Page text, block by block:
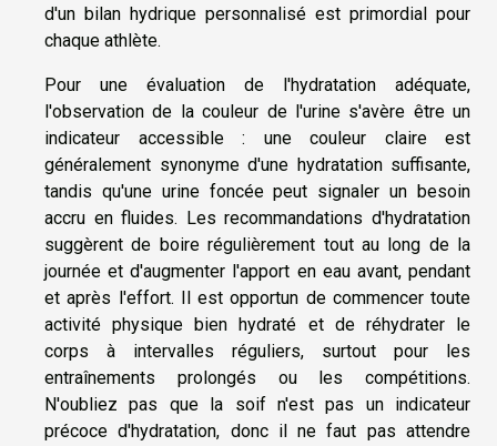
d'un bilan hydrique personnalisé est primordial pour
chaque athlète.
Pour une évaluation de l'hydratation adéquate,
l'observation de la couleur de l'urine s'avère être un
indicateur accessible : une couleur claire est
généralement synonyme d'une hydratation suffisante,
tandis qu'une urine foncée peut signaler un besoin
accru en fluides. Les recommandations d'hydratation
suggèrent de boire régulièrement tout au long de la
journée et d'augmenter l'apport en eau avant, pendant
et après l'effort. Il est opportun de commencer toute
activité physique bien hydraté et de réhydrater le
corps à intervalles réguliers, surtout pour les
entraînements prolongés ou les compétitions.
N'oubliez pas que la soif n'est pas un indicateur
précoce d'hydratation, donc il ne faut pas attendre